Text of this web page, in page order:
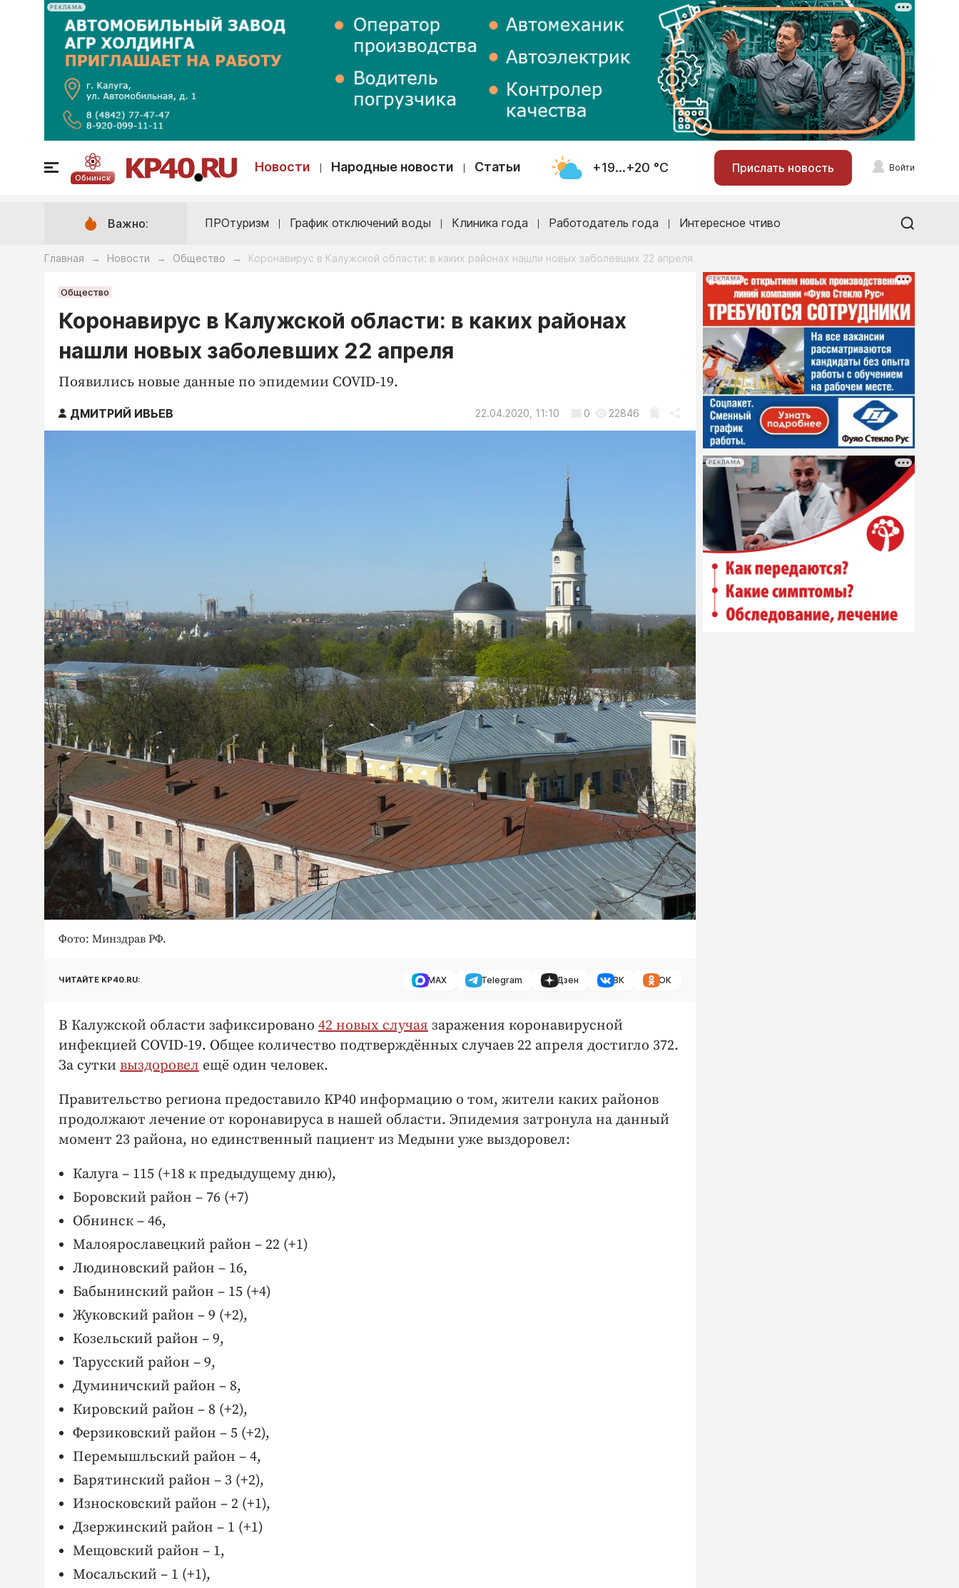
РЕКЛАМА
Обнинск
Новости Народные новости Статьи +19...+20 °С Прислать новость Войти
Важно: ПРОтуризм График отключений воды Клиника года Работодатель года Интересное чтиво
Главная → Новости → Общество → Коронавирус в Калужской области: в каких районах нашли новых заболевших 22 апреля
Общество
Коронавирус в Калужской области: в каких районах
нашли новых заболевших 22 апреля
Появились новые данные по эпидемии COVID-19.
ДМИТРИЙ ИВЬЕВ 22.04.2020, 11:10 0 22846
Фото: Минздрав РФ.
ЧИТАЙТЕ KP40.RU: MAX Telegram Дзен ВК ОК
В Калужской области зафиксировано 42 новых случая заражения коронавирусной
инфекцией COVID-19. Общее количество подтверждённых случаев 22 апреля достигло 372.
За сутки выздоровел ещё один человек.
Правительство региона предоставило KP40 информацию о том, жители каких районов
продолжают лечение от коронавируса в нашей области. Эпидемия затронула на данный
момент 23 района, но единственный пациент из Медыни уже выздоровел:
Калуга – 115 (+18 к предыдущему дню),
Боровский район – 76 (+7)
Обнинск – 46,
Малоярославецкий район – 22 (+1)
Людиновский район – 16,
Бабынинский район – 15 (+4)
Жуковский район – 9 (+2),
Козельский район – 9,
Тарусский район – 9,
Думиничский район – 8,
Кировский район – 8 (+2),
Ферзиковский район – 5 (+2),
Перемышльский район – 4,
Барятинский район – 3 (+2),
Износковский район – 2 (+1),
Дзержинский район – 1 (+1)
Мещовский район – 1,
Мосальский – 1 (+1),
РЕКЛАМА
РЕКЛАМА